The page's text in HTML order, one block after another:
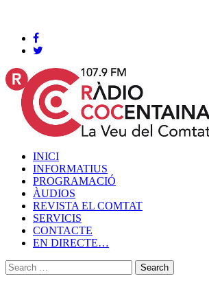
INICI
INFORMATIUS
PROGRAMACIÓ
ÀUDIOS
REVISTA EL COMTAT
SERVICIS
CONTACTE
EN DIRECTE…